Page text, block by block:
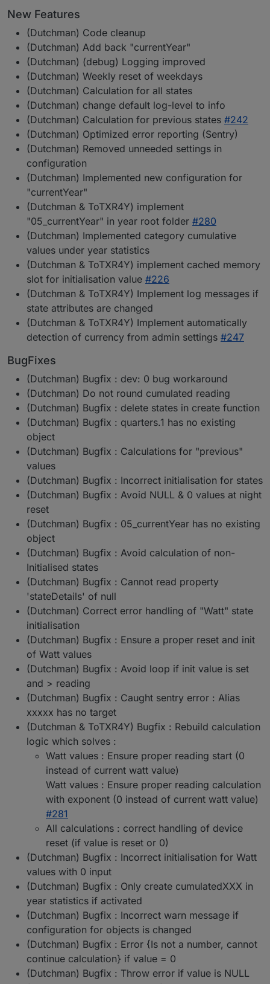
New Features
(Dutchman) Code cleanup
(Dutchman) Add back "currentYear"
(Dutchman) (debug) Logging improved
(Dutchman) Weekly reset of weekdays
(Dutchman) Calculation for all states
(Dutchman) change default log-level to info
(Dutchman) Calculation for previous states #242
(Dutchman) Optimized error reporting (Sentry)
(Dutchman) Removed unneeded settings in
configuration
(Dutchman) Implemented new configuration for
"currentYear"
(Dutchman & ToTXR4Y) implement
"05_currentYear" in year root folder #280
(Dutchman) Implemented category cumulative
values under year statistics
(Dutchman & ToTXR4Y) implement cached memory
slot for initialisation value #226
(Dutchman & ToTXR4Y) Implement log messages if
state attributes are changed
(Dutchman & ToTXR4Y) Implement automatically
detection of currency from admin settings #247
BugFixes
(Dutchman) Bugfix : dev: 0 bug workaround
(Dutchman) Do not round cumulated reading
(Dutchman) Bugfix : delete states in create function
(Dutchman) Bugfix : quarters.1 has no existing
object
(Dutchman) Bugfix : Calculations for "previous"
values
(Dutchman) Bugfix : Incorrect initialisation for states
(Dutchman) Bugfix : Avoid NULL & 0 values at night
reset
(Dutchman) Bugfix : 05_currentYear has no existing
object
(Dutchman) Bugfix : Avoid calculation of non-
Initialised states
(Dutchman) Bugfix : Cannot read property
'stateDetails' of null
(Dutchman) Correct error handling of "Watt" state
initialisation
(Dutchman) Bugfix : Ensure a proper reset and init
of Watt values
(Dutchman) Bugfix : Avoid loop if init value is set
and > reading
(Dutchman) Bugfix : Caught sentry error : Alias
xxxxx has no target
(Dutchman & ToTXR4Y) Bugfix : Rebuild calculation
logic which solves :
Watt values : Ensure proper reading start (0
instead of current watt value)
Watt values : Ensure proper reading calculation
with exponent (0 instead of current watt value)
#281
All calculations : correct handling of device
reset (if value is reset or 0)
(Dutchman) Bugfix : Incorrect initialisation for Watt
values with 0 input
(Dutchman) Bugfix : Only create cumulatedXXX in
year statistics if activated
(Dutchman) Bugfix : Incorrect warn message if
configuration for objects is changed
(Dutchman) Bugfix : Error {Is not a number, cannot
continue calculation} if value = 0
(Dutchman) Bugfix : Throw error if value is NULL